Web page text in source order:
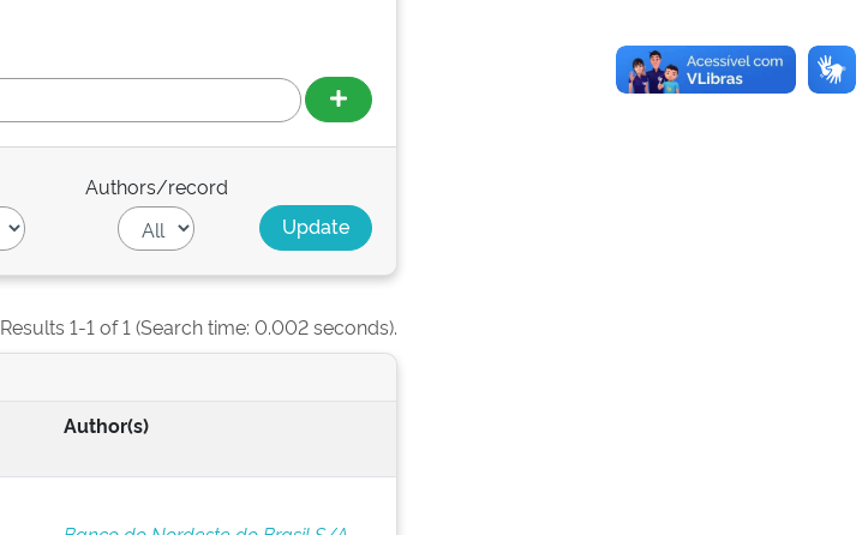
Authors/record
Results 1-1 of 1 (Search time: 0.002 seconds).
Author(s)